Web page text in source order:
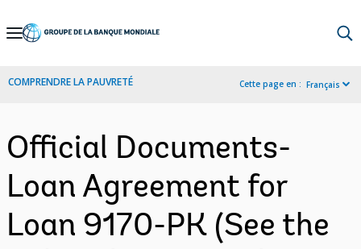
Skip
Navigation
COMPRENDRE LA PAUVRETÉ Cette page en : Français
Official Documents-
Loan Agreement for
Loan 9170-PK (See the